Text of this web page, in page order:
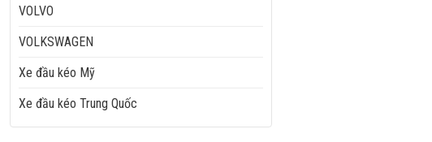
VOLVO
VOLKSWAGEN
Xe đầu kéo Mỹ
Xe đầu kéo Trung Quốc